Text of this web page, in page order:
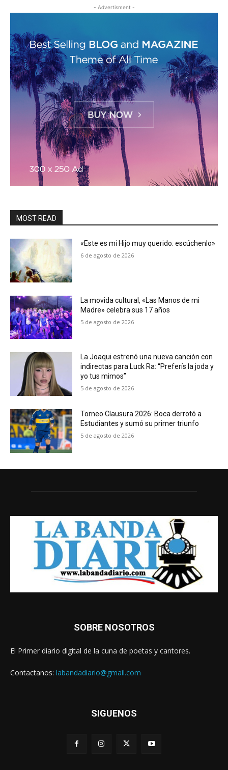
- Advertisment -
MOST READ
«Este es mi Hijo muy querido: escúchenlo»
6 de agosto de 2026
La movida cultural, «Las Manos de mi
Madre» celebra sus 17 años
5 de agosto de 2026
La Joaqui estrenó una nueva canción con
indirectas para Luck Ra: “Preferís la joda y
yo tus mimos”
5 de agosto de 2026
Torneo Clausura 2026: Boca derrotó a
Estudiantes y sumó su primer triunfo
5 de agosto de 2026
SOBRE NOSOTROS
El Primer diario digital de la cuna de poetas y cantores.
Contactanos: labandadiario@gmail.com
SIGUENOS